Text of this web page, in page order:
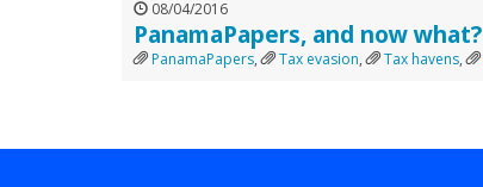
08/04/2016
PanamaPapers, and now what?
PanamaPapers, Tax evasion, Tax havens,